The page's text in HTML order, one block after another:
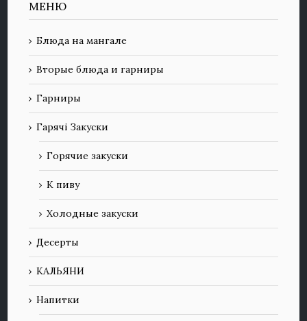
МЕНЮ
Блюда на мангале
Вторые блюда и гарниры
Гарниры
Гарячі Закуски
Горячие закуски
К пиву
Холодные закуски
Десерты
КАЛЬЯНИ
Напитки